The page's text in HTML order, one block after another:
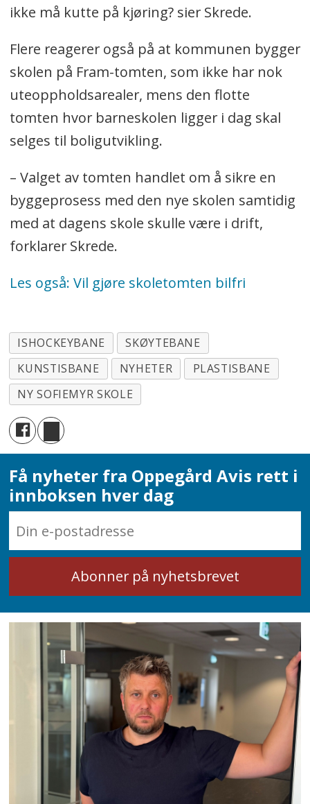
ikke må kutte på kjøring? sier Skrede.
Flere reagerer også på at kommunen bygger
skolen på Fram-tomten, som ikke har nok
uteoppholdsarealer, mens den flotte
tomten hvor barneskolen ligger i dag skal
selges til boligutvikling.
– Valget av tomten handlet om å sikre en
byggeprosess med den nye skolen samtidig
med at dagens skole skulle være i drift,
forklarer Skrede.
Les også: Vil gjøre skoletomten bilfri
ISHOCKEYBANE
SKØYTEBANE
KUNSTISBANE
NYHETER
PLASTISBANE
NY SOFIEMYR SKOLE
Få nyheter fra Oppegård Avis rett i
innboksen hver dag